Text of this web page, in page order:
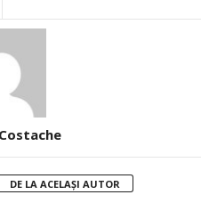
DE LA ACELAȘI AUTOR